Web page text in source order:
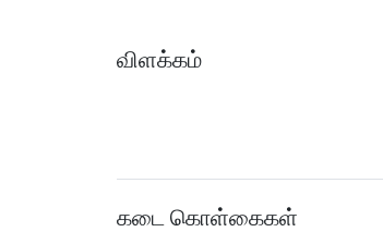
விளக்கம்
கடை கொள்கைகள்